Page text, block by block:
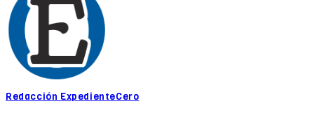
Redacción ExpedienteCero